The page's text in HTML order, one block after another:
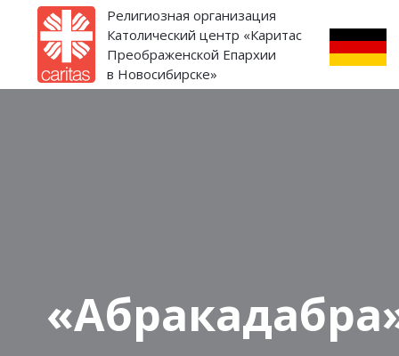
Религиозная организация
Католический центр «Каритас
Преображенской Епархии
в Новосибирске»